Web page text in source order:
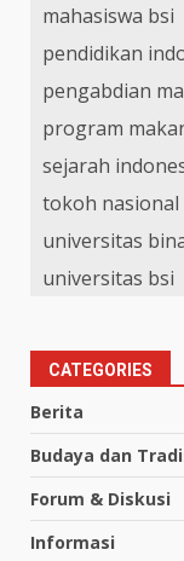
mahasiswa bsi
pendidikan
pengabdian
program
sejarah
tokoh nasional
universitas
universitas bsi
CATEGORIES
Berita
Budaya dan
Forum & Diskusi
Informasi